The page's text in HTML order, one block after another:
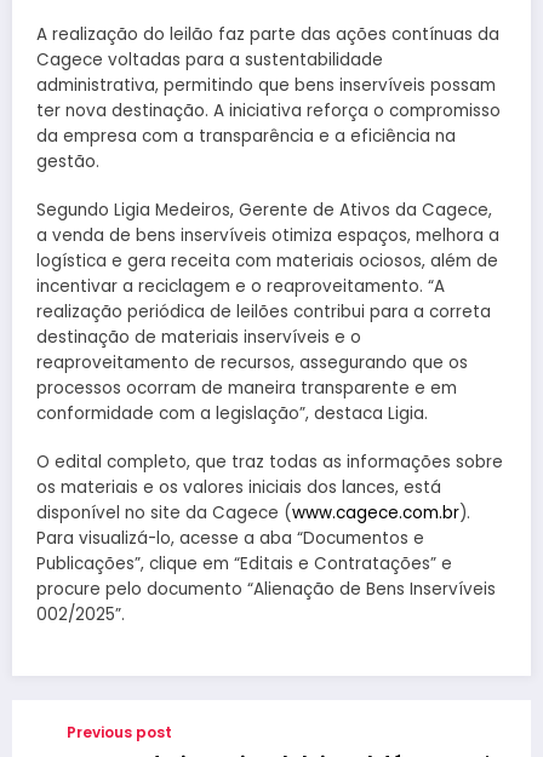
A realização do leilão faz parte das ações contínuas da
Cagece voltadas para a sustentabilidade
administrativa, permitindo que bens inservíveis possam
ter nova destinação. A iniciativa reforça o compromisso
da empresa com a transparência e a eficiência na
gestão.
Segundo Ligia Medeiros, Gerente de Ativos da Cagece,
a venda de bens inservíveis otimiza espaços, melhora a
logística e gera receita com materiais ociosos, além de
incentivar a reciclagem e o reaproveitamento. “A
realização periódica de leilões contribui para a correta
destinação de materiais inservíveis e o
reaproveitamento de recursos, assegurando que os
processos ocorram de maneira transparente e em
conformidade com a legislação”, destaca Ligia.
O edital completo, que traz todas as informações sobre
os materiais e os valores iniciais dos lances, está
disponível no site da Cagece (www.cagece.com.br).
Para visualizá-lo, acesse a aba “Documentos e
Publicações”, clique em “Editais e Contratações” e
procure pelo documento “Alienação de Bens Inservíveis
002/2025”.
Previous post